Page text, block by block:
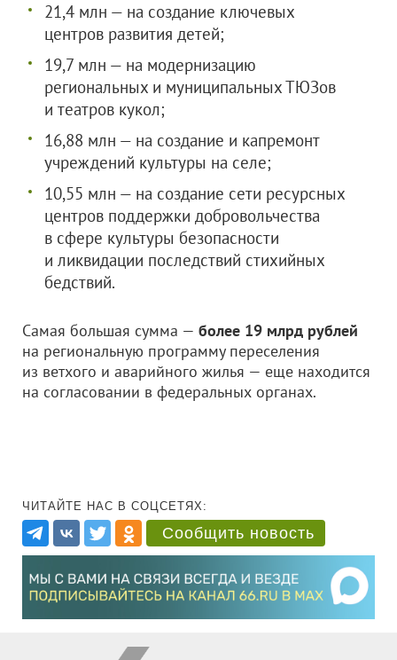
21,4 млн — на создание ключевых
центров развития детей;
19,7 млн — на модернизацию
региональных и муниципальных ТЮЗов
и театров кукол;
16,88 млн — на создание и капремонт
учреждений культуры на селе;
10,55 млн — на создание сети ресурсных
центров поддержки добровольчества
в сфере культуры безопасности
и ликвидации последствий стихийных
бедствий.
Самая большая сумма — более 19 млрд рублей
на региональную программу переселения
из ветхого и аварийного жилья — еще находится
на согласовании в федеральных органах.
ЧИТАЙТЕ НАС В СОЦСЕТЯХ:
Сообщить новость